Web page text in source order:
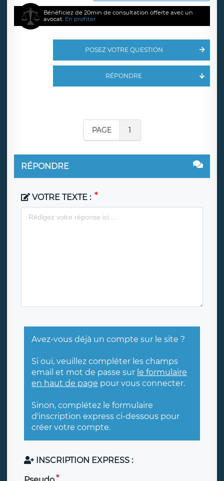
Bénéficiez de 20min de consultation offerte avec un
avocat. En profiter
POSEZ VOTRE QUESTION
RÉPONDRE
PAGE 1
RÉPONDRE
VOTRE TEXTE :
Avez-vous déjà un compte sur le site ?
Si oui, veuillez compléter les champs
email et mot de passe sur le formulaire
en haut de page pour vous connecter.
Sinon, complétez le formulaire
d'inscription express ci-dessous pour
créer votre compte.
INSCRIPTION EXPRESS :